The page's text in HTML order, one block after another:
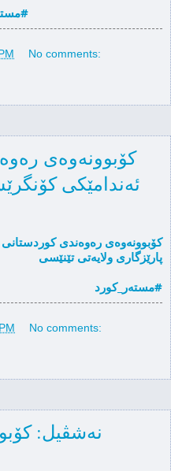
No comments:
كۆبوونه‌وه‌ی
ئه‌ندامێكی
پارێزگاری ولایه‌تی تێنێسی
#مسته‌ر_كورد
No comments:
نه‌شڤیل: